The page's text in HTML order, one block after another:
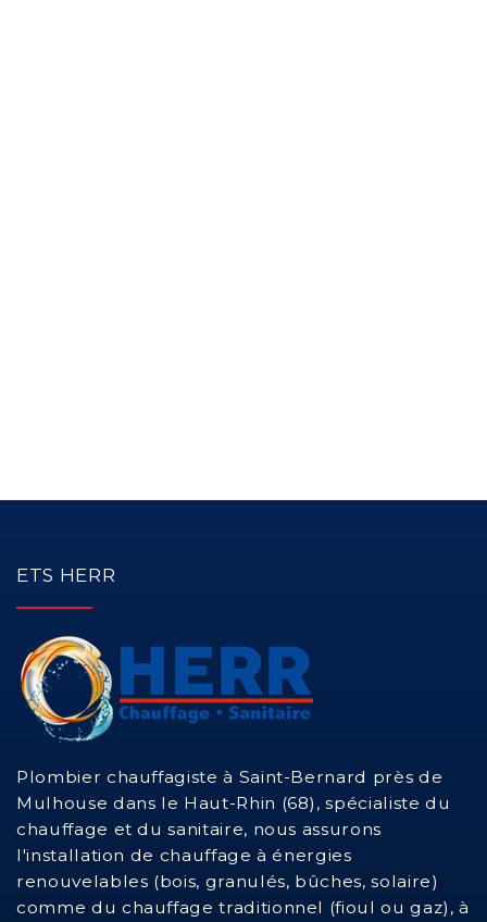
osmoseur
Entretien chaudière fioul
Entretien d'un chauffe eau solaire (CESI)
Dépannage chaudière à granulés et bois
Dépannage de radiateurs
Désembouage du circuit de chauffage central
ETS HERR
Plombier chauffagiste à Saint-Bernard près de
Mulhouse dans le Haut-Rhin (68), spécialiste du
chauffage et du sanitaire, nous assurons
l'installation de chauffage à énergies
renouvelables (bois, granulés, bûches, solaire)
comme du chauffage traditionnel (fioul ou gaz), à